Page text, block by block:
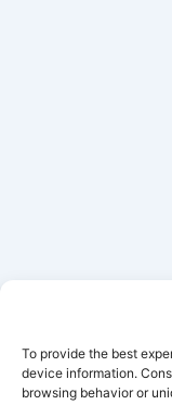
To provide the best
device information.
browsing behavior or